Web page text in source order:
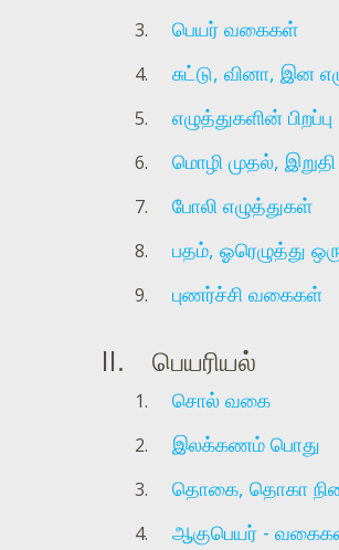
பெயர் வகைகள்
சுட்டு, வினா, இன
எழுத்துகளின் பிறப்பு
மொழி முதல்,
போலி எழுத்துகள்
பதம், ஓரெழுத்து
புணர்ச்சி வகைகள்
பெயரியல்
சொல் வகை
இலக்கணம் பொது
தொகை, தொகா
ஆகுபெயர் -